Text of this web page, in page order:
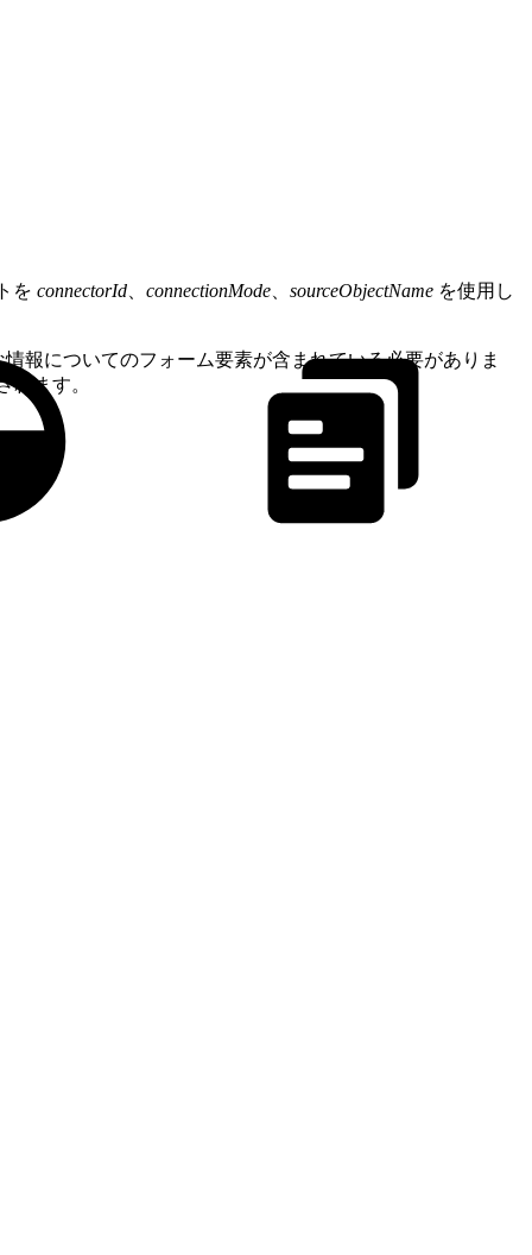
を connectorId connectionMode sourceObjectName を使用し
報についてのフォーム要素が含まれている必要がありま
れます。